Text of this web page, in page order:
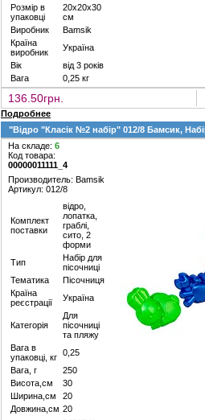
Розмір в
упаковці
20х20х30
см
Виробник
Bamsik
Країна
виробник
Україна
Вік
від 3 років
Вага
0,25 кг
136.50грн.
Подробнее
"Відро "Класік №2 набір" 012/8 Бамсик,
На складе: 6
Код товара:
00000011111_4
Производитель: Bamsik
Артикул: 012/8
Комплект
поставки
відро,
лопатка,
граблі,
сито, 2
форми
Тип
Набір для
пісочниці
Тематика
Пісочниця
Країна
реєстрації
Україна
Категорія
Для
пісочниці
та пляжу
Вага в
упаковці, кг 0,25
Вага, г
250
Висота,см
30
Ширина,см
20
Довжина,см 20